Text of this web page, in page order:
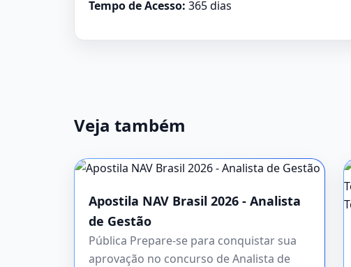
Tempo de Acesso: 365 dias
Veja também
Apostila NAV Brasil 2026 - Analista
de Gestão
Pública Prepare-se para conquistar sua
aprovação no concurso de Analista de